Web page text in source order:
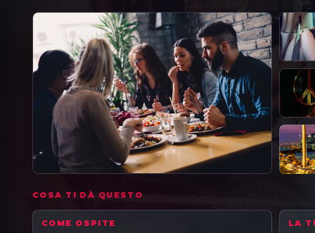
COSA TI DÀ QUESTO
COME OSPITE LA